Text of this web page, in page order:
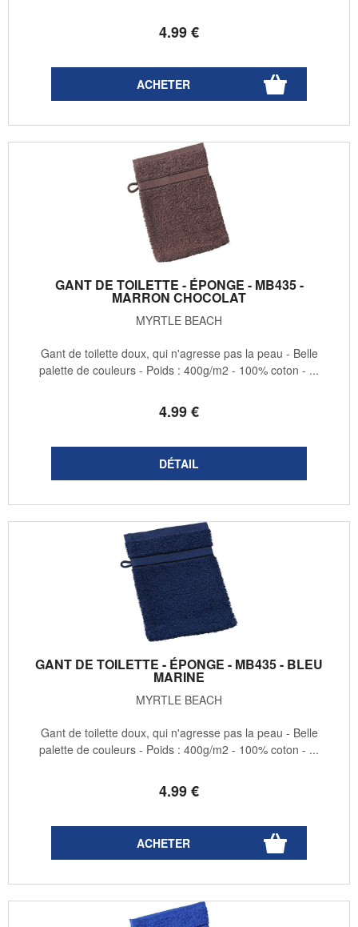
4.99€
GANT DE TOILETTE - ÉPONGE - MB435 -
MARRON CHOCOLAT
MYRTLE BEACH
4.99€
Gant de toilette doux, qui n'agresse pas la peau - Belle
palette de couleurs - Poids : 400g/m2 - 100% coton - ...
GANT DE TOILETTE - ÉPONGE - MB435 - BLEU
MARINE
MYRTLE BEACH
4.99€
Gant de toilette doux, qui n'agresse pas la peau - Belle
palette de couleurs - Poids : 400g/m2 - 100% coton - ...